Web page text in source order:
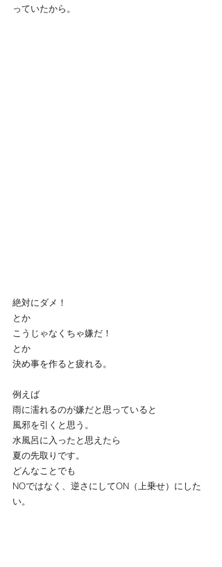
っていたから。
絶対にダメ！
とか
こうじゃなくちゃ嫌だ！
とか
決め事を作ると疲れる。
例えば
雨に濡れるのが嫌だと思っていると
風邪を引くと思う。
水風呂に入ったと思えたら
夏の先取りです。
どんなことでも
NOではなく、逆さにしてON（上乗せ）にした
い。